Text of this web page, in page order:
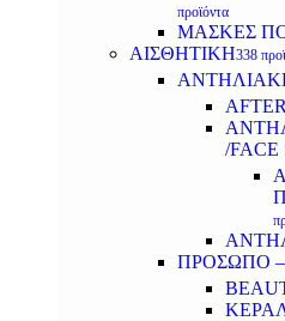
προϊόντα
ΜΑΣΚΕΣ
ΑΙΣΘΗΤΙΚΗ338
/FACE
ΠΡΟΣΩΠΟ –